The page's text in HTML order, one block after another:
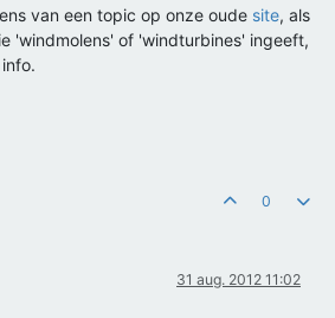
van een topic op onze oude site, als
'windmolens' of 'windturbines' ingeeft,
0
31 aug. 2012 11:02